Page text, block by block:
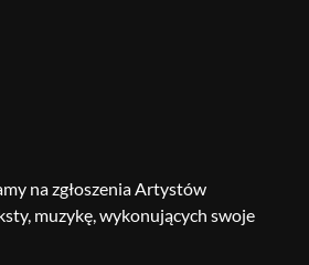
na zgłoszenia Artystów
muzykę, wykonujących swoje